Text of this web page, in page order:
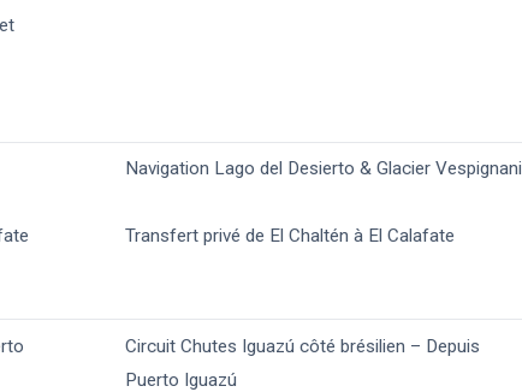
Navigation Lago del Desierto & Glacier Vespignani
Transfert privé de El Chaltén à El Calafate
Circuit Chutes Iguazú côté brésilien – Depuis
Puerto Iguazú